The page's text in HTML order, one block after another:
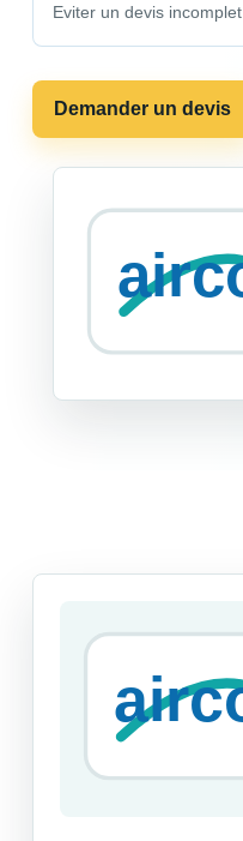
Eviter un devis incomplet
Demander un devis